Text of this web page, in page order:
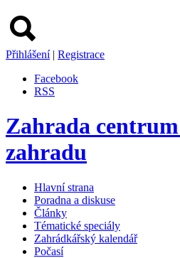
Přihlášení | Registrace
Facebook
RSS
Zahrada
zahradu
Hlavní strana
Poradna a diskuse
Články
Tématické speciály
Zahrádkářský kalendář
Počasí